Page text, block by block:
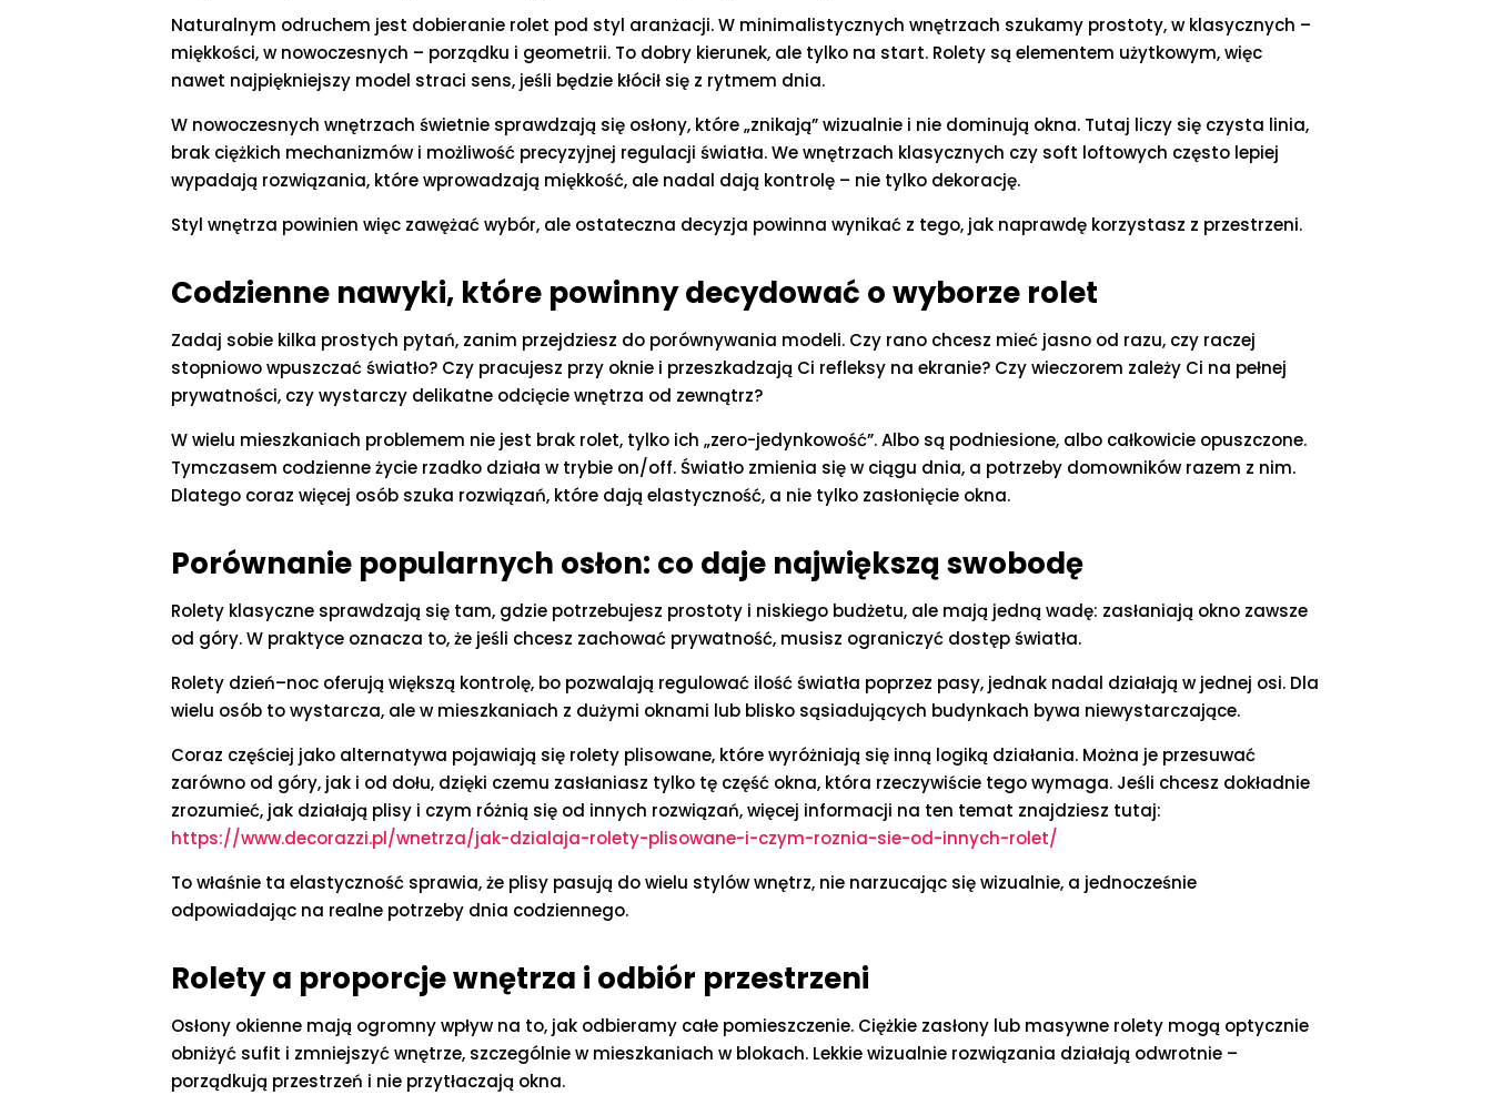
Naturalnym odruchem jest dobieranie rolet pod styl aranżacji. W minimalistycznych wnętrzach szukamy prostoty, w klasycznych –
miękkości, w nowoczesnych – porządku i geometrii. To dobry kierunek, ale tylko na start. Rolety są elementem użytkowym, więc
nawet najpiękniejszy model straci sens, jeśli będzie kłócił się z rytmem dnia.
W nowoczesnych wnętrzach świetnie sprawdzają się osłony, które „znikają” wizualnie i nie dominują okna. Tutaj liczy się czysta linia,
brak ciężkich mechanizmów i możliwość precyzyjnej regulacji światła. We wnętrzach klasycznych czy soft loftowych często lepiej
wypadają rozwiązania, które wprowadzają miękkość, ale nadal dają kontrolę – nie tylko dekorację.
Styl wnętrza powinien więc zawężać wybór, ale ostateczna decyzja powinna wynikać z tego, jak naprawdę korzystasz z przestrzeni.
Codzienne nawyki, które powinny decydować o wyborze rolet
Zadaj sobie kilka prostych pytań, zanim przejdziesz do porównywania modeli. Czy rano chcesz mieć jasno od razu, czy raczej
stopniowo wpuszczać światło? Czy pracujesz przy oknie i przeszkadzają Ci refleksy na ekranie? Czy wieczorem zależy Ci na pełnej
prywatności, czy wystarczy delikatne odcięcie wnętrza od zewnątrz?
W wielu mieszkaniach problemem nie jest brak rolet, tylko ich „zero-jedynkowość”. Albo są podniesione, albo całkowicie opuszczone.
Tymczasem codzienne życie rzadko działa w trybie on/off. Światło zmienia się w ciągu dnia, a potrzeby domowników razem z nim.
Dlatego coraz więcej osób szuka rozwiązań, które dają elastyczność, a nie tylko zasłonięcie okna.
Porównanie popularnych osłon: co daje największą swobodę
Rolety klasyczne sprawdzają się tam, gdzie potrzebujesz prostoty i niskiego budżetu, ale mają jedną wadę: zasłaniają okno zawsze
od góry. W praktyce oznacza to, że jeśli chcesz zachować prywatność, musisz ograniczyć dostęp światła.
Rolety dzień–noc oferują większą kontrolę, bo pozwalają regulować ilość światła poprzez pasy, jednak nadal działają w jednej osi. Dla
wielu osób to wystarcza, ale w mieszkaniach z dużymi oknami lub blisko sąsiadujących budynkach bywa niewystarczające.
Coraz częściej jako alternatywa pojawiają się rolety plisowane, które wyróżniają się inną logiką działania. Można je przesuwać
zarówno od góry, jak i od dołu, dzięki czemu zasłaniasz tylko tę część okna, która rzeczywiście tego wymaga. Jeśli chcesz dokładnie
zrozumieć, jak działają plisy i czym różnią się od innych rozwiązań, więcej informacji na ten temat znajdziesz tutaj:
https://www.decorazzi.pl/wnetrza/jak-dzialaja-rolety-plisowane-i-czym-roznia-sie-od-innych-rolet/
To właśnie ta elastyczność sprawia, że plisy pasują do wielu stylów wnętrz, nie narzucając się wizualnie, a jednocześnie
odpowiadając na realne potrzeby dnia codziennego.
Rolety a proporcje wnętrza i odbiór przestrzeni
Osłony okienne mają ogromny wpływ na to, jak odbieramy całe pomieszczenie. Ciężkie zasłony lub masywne rolety mogą optycznie
obniżyć sufit i zmniejszyć wnętrze, szczególnie w mieszkaniach w blokach. Lekkie wizualnie rozwiązania działają odwrotnie –
porządkują przestrzeń i nie przytłaczają okna.